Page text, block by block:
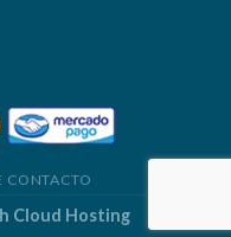
CONTACTO
Cloud Hosting